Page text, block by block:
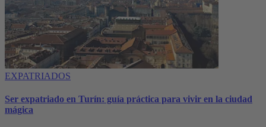
EXPATRIADOS
Ser expatriado en Turín: guía práctica para vivir en la ciudad
mágica